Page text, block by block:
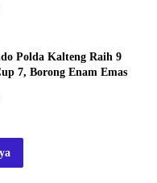
Polda Kalteng Raih 9
7, Borong Enam Emas